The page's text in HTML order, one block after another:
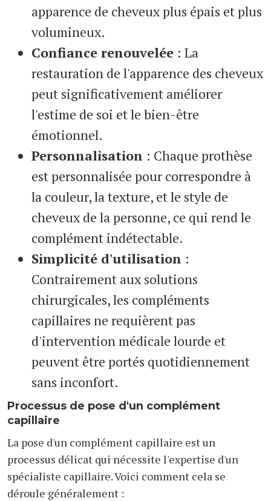
apparence de cheveux plus épais et plus
volumineux.
Confiance renouvelée : La
restauration de l'apparence des cheveux
peut significativement améliorer
l'estime de soi et le bien-être
émotionnel.
Personnalisation : Chaque prothèse
est personnalisée pour correspondre à
la couleur, la texture, et le style de
cheveux de la personne, ce qui rend le
complément indétectable.
Simplicité d'utilisation :
Contrairement aux solutions
chirurgicales, les compléments
capillaires ne requièrent pas
d'intervention médicale lourde et
peuvent être portés quotidiennement
sans inconfort.
Processus de pose d'un complément
capillaire
La pose d'un complément capillaire est un
processus délicat qui nécessite l'expertise d'un
spécialiste capillaire. Voici comment cela se
déroule généralement :